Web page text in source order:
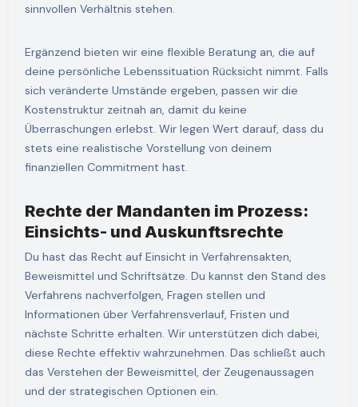
sinnvollen Verhältnis stehen.
Ergänzend bieten wir eine flexible Beratung an, die auf
deine persönliche Lebenssituation Rücksicht nimmt. Falls
sich veränderte Umstände ergeben, passen wir die
Kostenstruktur zeitnah an, damit du keine
Überraschungen erlebst. Wir legen Wert darauf, dass du
stets eine realistische Vorstellung von deinem
finanziellen Commitment hast.
Rechte der Mandanten im Prozess:
Einsichts- und Auskunftsrechte
Du hast das Recht auf Einsicht in Verfahrensakten,
Beweismittel und Schriftsätze. Du kannst den Stand des
Verfahrens nachverfolgen, Fragen stellen und
Informationen über Verfahrensverlauf, Fristen und
nächste Schritte erhalten. Wir unterstützen dich dabei,
diese Rechte effektiv wahrzunehmen. Das schließt auch
das Verstehen der Beweismittel, der Zeugenaussagen
und der strategischen Optionen ein.